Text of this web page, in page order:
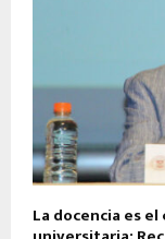
La docencia es